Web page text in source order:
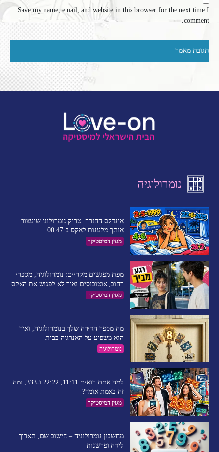
Save my name, email, and website in this browser for the next time I
comment.
נומרולוגיה
אינדקס החזרה: טריק נומרולוגי שיעצור
אותך מלענות לאקס ב־00:47
מגזין המיסטיקה
מפת מפגשים מקריים: נומרולוגיה, מספרי
רחוב, אוטובוסים ואיך לא לפגוש את האקס
מגזין המיסטיקה
מה מספר הדירה שלך בנומרולוגיה, ואיך
הוא משפיע על האנרגיה בבית
נומרולוגיה
למה אתם רואים 11:11, 22:22 ו-333, ומה
זה באמת אומר?
מגזין המיסטיקה
מחשבון נומרולוגיה – חישוב שם, תאריך
לידה ופרשנות